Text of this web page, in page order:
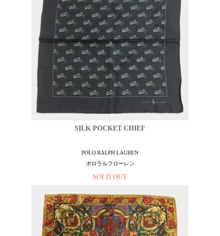
SILK POCKET CHIEF
POLO RALPH LAUREN
ポロラルフローレン
SOLD OUT